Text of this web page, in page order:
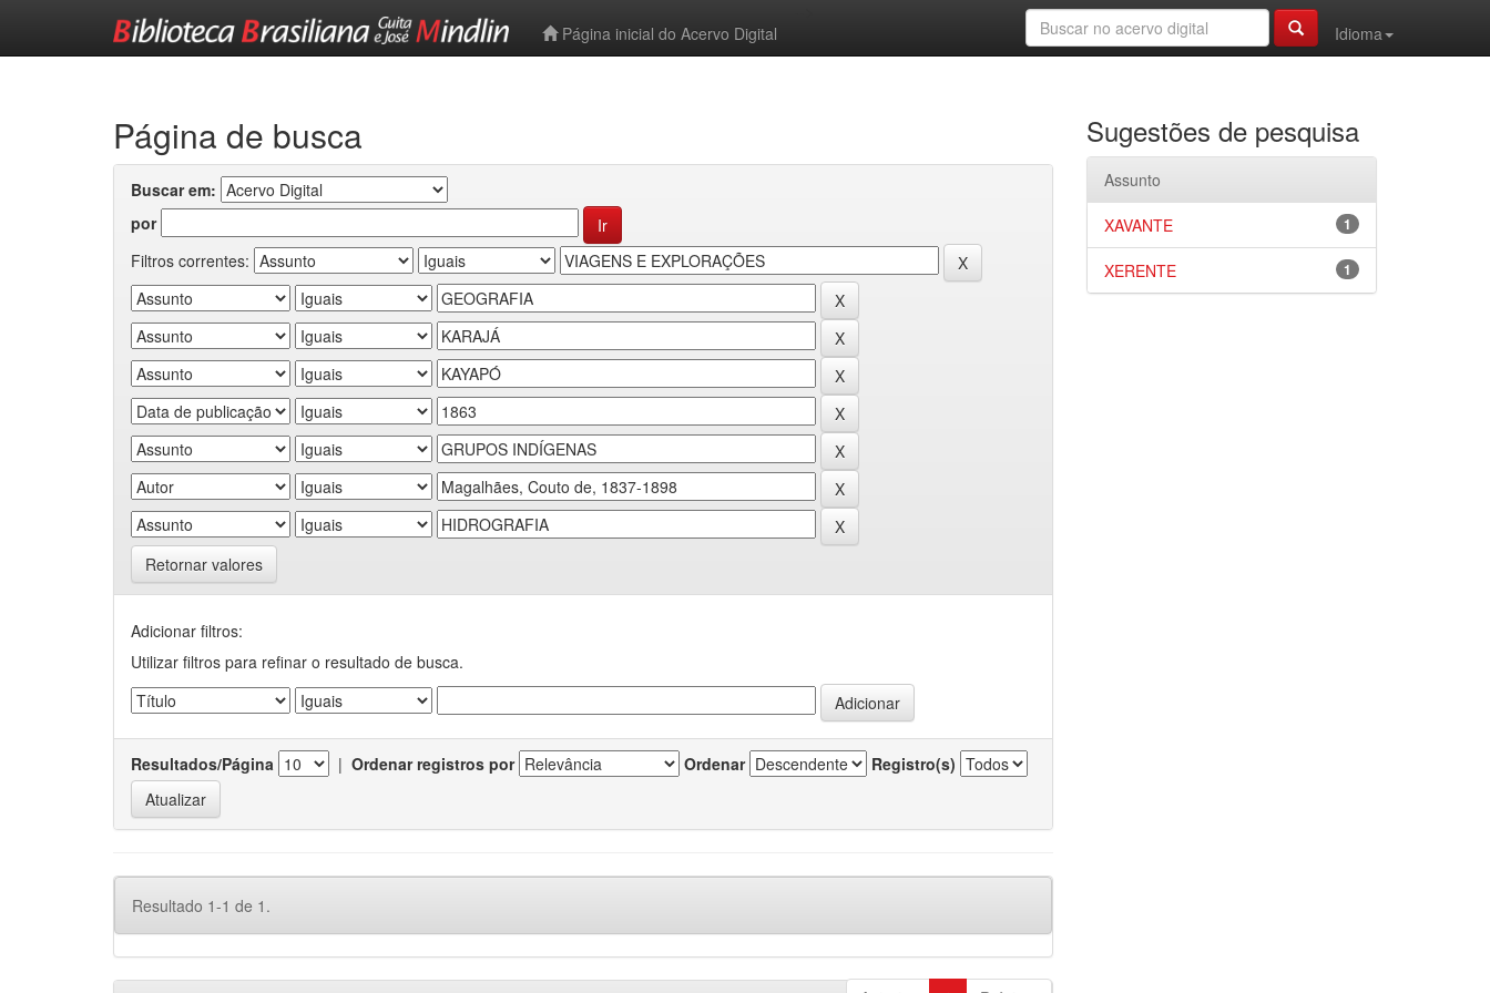
Página inicial do Acervo Digital
Idioma
Página de busca
Buscar em:
por
Filtros correntes:
Retornar valores
Adicionar filtros:
Utilizar filtros para refinar o resultado de busca.
Resultados/Página | Ordenar registros por Ordenar Registro(s)
Resultado 1-1 de 1.
Sugestões de pesquisa
Assunto
1
XAVANTE
1
XERENTE